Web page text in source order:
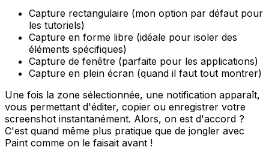
Capture rectangulaire (mon option par défaut pour
les tutoriels)
Capture en forme libre (idéale pour isoler des
éléments spécifiques)
Capture de fenêtre (parfaite pour les applications)
Capture en plein écran (quand il faut tout montrer)
Une fois la zone sélectionnée, une notification apparaît,
vous permettant d'éditer, copier ou enregistrer votre
screenshot instantanément. Alors, on est d'accord ?
C'est quand même plus pratique que de jongler avec
Paint comme on le faisait avant !